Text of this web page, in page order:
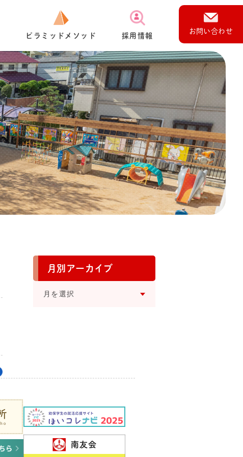
ピラミッドメソッド 採⽤情報
お問い合わせ
月別アーカイブ
⽉を選択